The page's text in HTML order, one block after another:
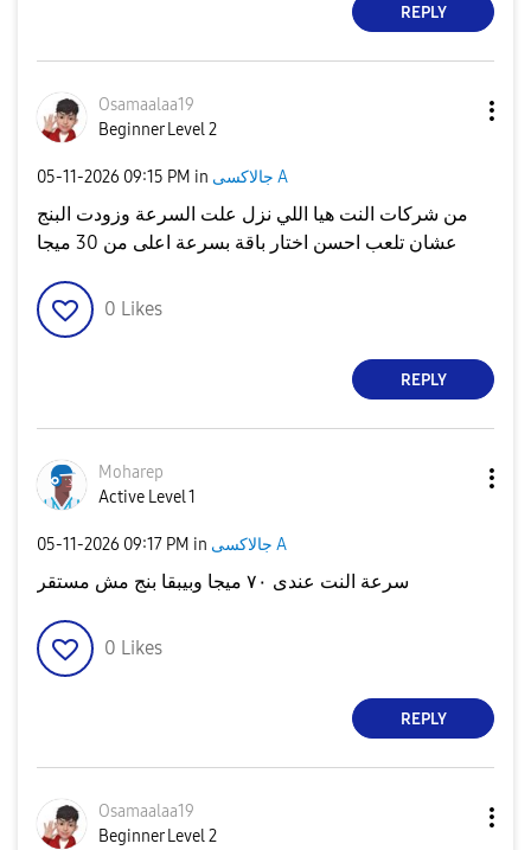
REPLY
Osamaalaa19
Beginner Level 2
‎05-11-2026 09:15 PM in جالاكسى A
من شركات النت هيا اللي نزل علت السرعة وزودت البنج
عشان تلعب احسن اختار باقة بسرعة اعلى من 30 ميجا
0 Likes
REPLY
Moharep
Active Level 1
‎05-11-2026 09:17 PM in جالاكسى A
سرعة النت عندى ٧٠ ميجا وبيبقا بنج مش مستقر
0 Likes
REPLY
Osamaalaa19
Beginner Level 2